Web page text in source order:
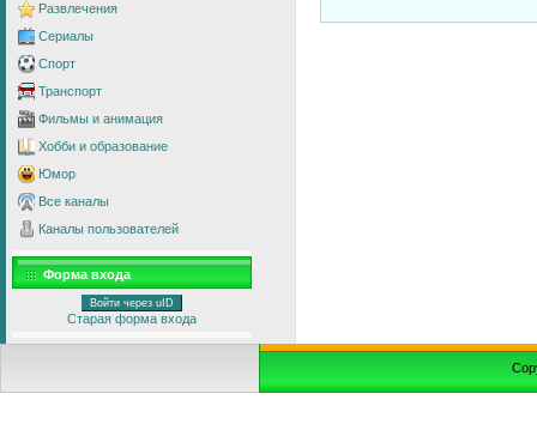
Развлечения
Сериалы
Спорт
Транспорт
Фильмы и анимация
Хобби и образование
Юмор
Все каналы
Каналы пользователей
Форма входа
Войти через uID
Старая форма входа